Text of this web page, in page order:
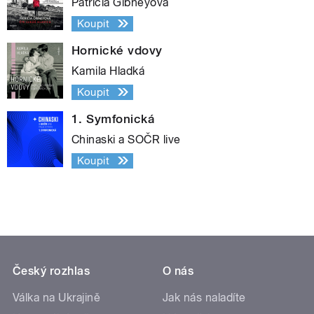
Koupit
Hornické vdovy
Kamila Hladká
Koupit
1. Symfonická
Chinaski a SOČR live
Koupit
Český rozhlas
Válka na Ukrajině
O nás
Jak nás naladíte